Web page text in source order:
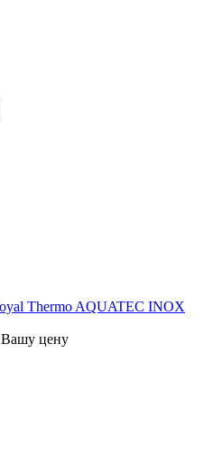
Thermo AQUATEC INOX
Вашу цену